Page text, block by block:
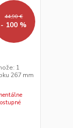
44,90 €
- 100 %
1
267 mm